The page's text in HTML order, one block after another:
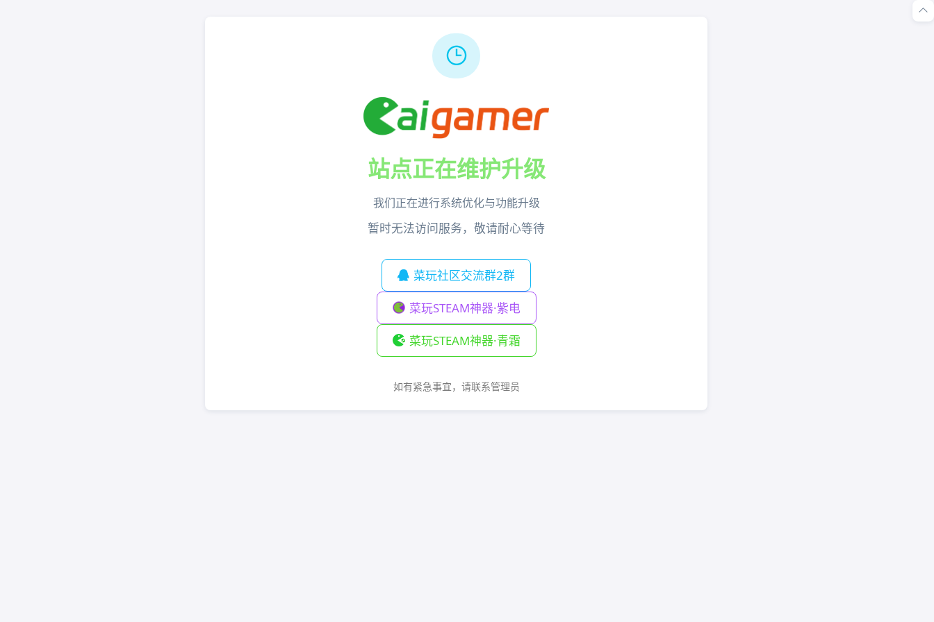
站点正在维护升级
我们正在进行系统优化与功能升级
暂时无法访问服务，敬请耐心等待
菜玩社区交流群2群
菜玩STEAM神器·紫电
菜玩STEAM神器·青霜
如有紧急事宜，请联系管理员